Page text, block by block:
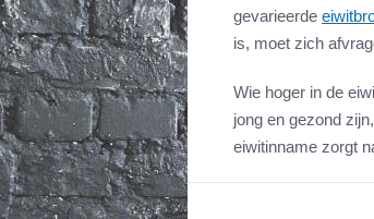
gevarieerde
is, moet zich
Wie hoger in de
jong en gezond
eiwitinname zorgt